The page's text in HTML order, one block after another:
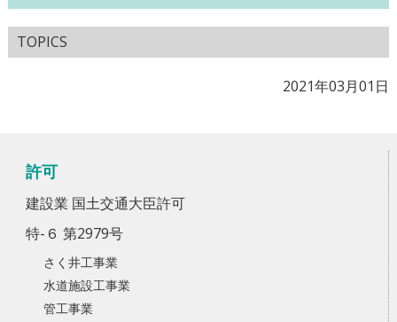
TOPICS
2021年03月01日
許可
建設業 国土交通大臣許可
特-６ 第2979号
さく井工事業
水道施設工事業
管工事業